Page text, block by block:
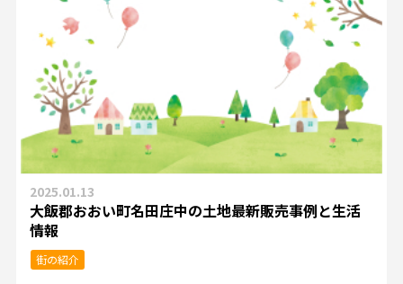
2025.01.13
大飯郡おおい町名田庄中の土地最新販売事例と生活
情報
街の紹介